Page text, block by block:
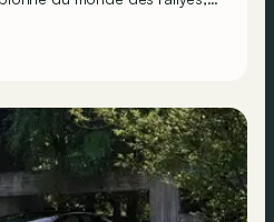
Ne faisant
une bien curieuse berline : la